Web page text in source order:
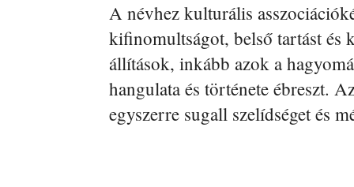
A névhez kulturális
kifinomultságot, belső tartást és
állítások, inkább azok a
hangulata és története ébreszt.
egyszerre sugall szelídséget és